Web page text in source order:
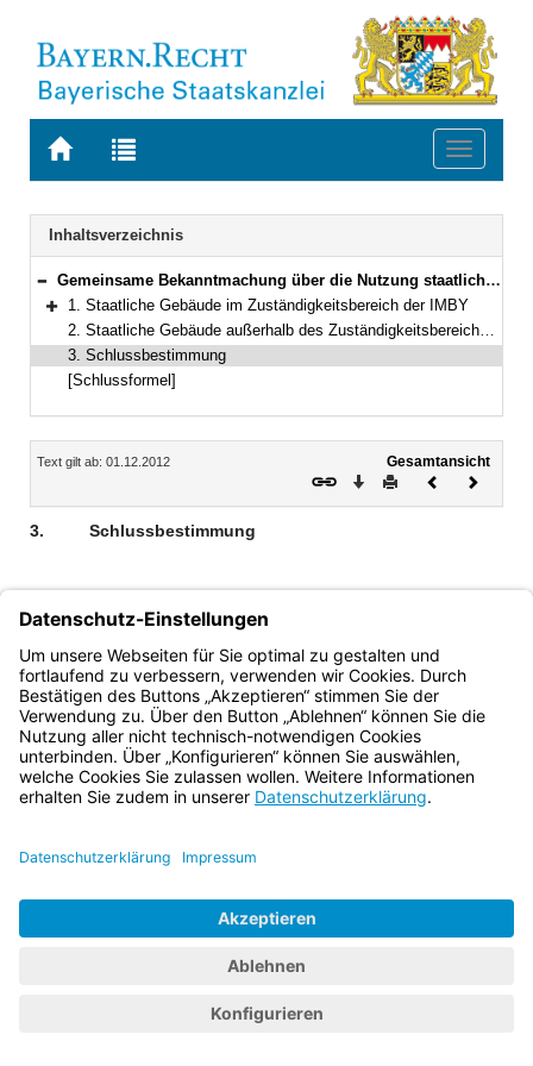
Zur
BAYERN.RECHT
Zur
letzten
Suche
Toggle
Navigation
Inhaltsverzeichnis
Bereich reduzieren
Gemeinsame Bekanntmachung über die Nutzung staatlicher Gebäude für die Errichtung und den Betrieb von Photovoltaikanlagen
Bereich erweitern
1. Staatliche Gebäude im Zuständigkeitsbereich der IMBY
2. Staatliche Gebäude außerhalb des Zuständigkeitsbereichs der IMBY
3. Schlussbestimmung
[Schlussformel]
Inhalt
Text gilt ab: 01.12.2012
Gesamtansicht
Download
DruckenVorheriges
3. Schlussbestimmung
Bayern.de
BayernPortal
Datenschutz
Barrierefreiheit
Kontrastwechsel